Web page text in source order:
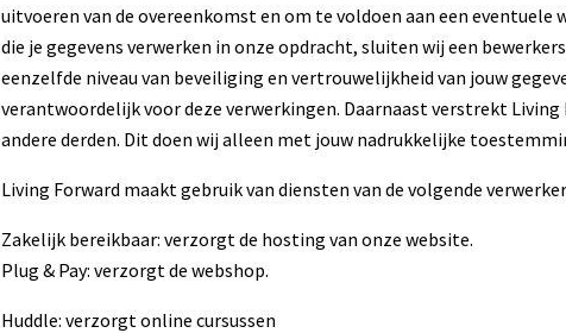
uitvoeren van de overeenkomst en om te voldoen aan een
die je gegevens verwerken in onze opdracht, sluiten wij een
eenzelfde niveau van beveiliging en vertrouwelijkheid van jouw
verantwoordelijk voor deze verwerkingen. Daarnaast verstrekt Living
andere derden. Dit doen wij alleen met jouw nadrukkelijke
Living Forward maakt gebruik van diensten van de volgende
Zakelijk bereikbaar: verzorgt de hosting van onze website.
Plug & Pay: verzorgt de webshop.
Huddle: verzorgt online cursussen